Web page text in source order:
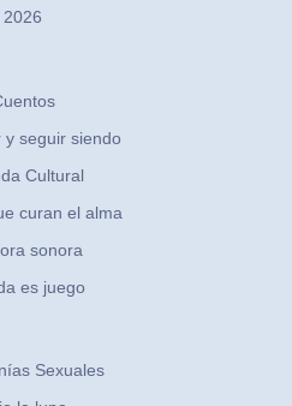
2026
y seguir siendo
Cultural
curan el alma
sonora
es juego
Sexuales